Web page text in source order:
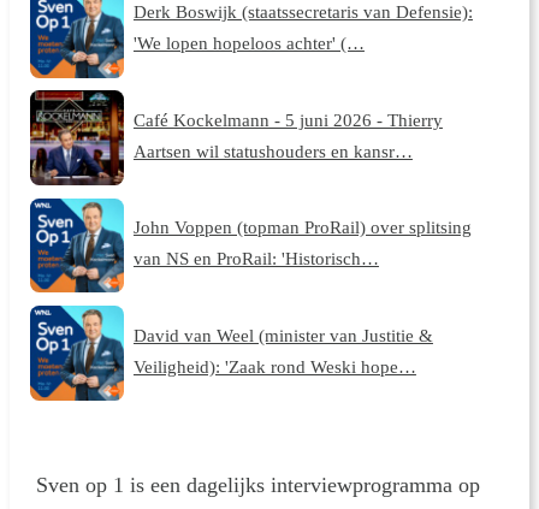
Derk Boswijk (staatssecretaris van Defensie):
'We lopen hopeloos achter' (…
Café Kockelmann - 5 juni 2026 - Thierry
Aartsen wil statushouders en kansr…
John Voppen (topman ProRail) over splitsing
van NS en ProRail: 'Historisch…
David van Weel (minister van Justitie &
Veiligheid): 'Zaak rond Weski hope…
Sven op 1 is een dagelijks interviewprogramma op